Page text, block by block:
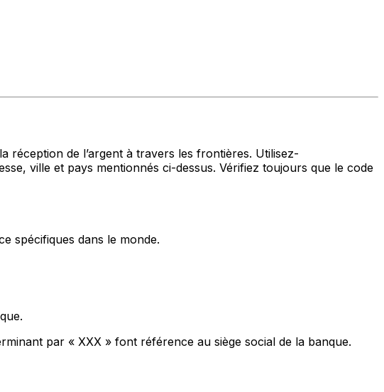
réception de l’argent à travers les frontières. Utilisez-
ville et pays mentionnés ci-dessus. Vérifiez toujours que le code
spécifiques dans le monde.
par « XXX » font référence au siège social de la banque.